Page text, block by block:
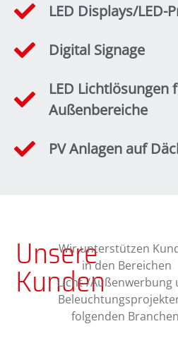
LED Displays/LED-
Digital Signage
LED Lichtlösungen
Außenbereiche
PV Anlagen auf
Unsere
Kunden
Wir unterstützen
in den Bereichen
Licht-/Außenwerbung
folgenden